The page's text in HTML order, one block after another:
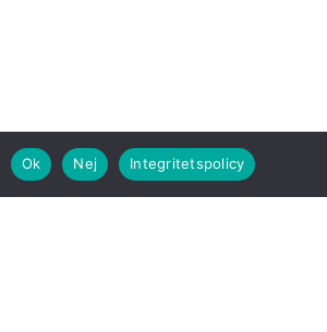
Ok Nej Integritetspolicy